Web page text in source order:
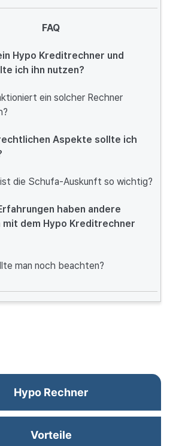
FAQ
Hypo Kreditrechner und
ich ihn nutzen?
ein solcher Rechner
Aspekte sollte ich
ist die Schufa-Auskunft so wichtig?
haben andere
mit dem Hypo Kreditrechner
man noch beachten?
Hypo Rechner
Vorteile